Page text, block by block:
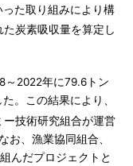
た取り組みにより構
炭素吸収量を算定し
～2022年に79.6トン
。この結果により、
技術研究組合が運営
お、漁業協同組合、
んだプロジェクトと